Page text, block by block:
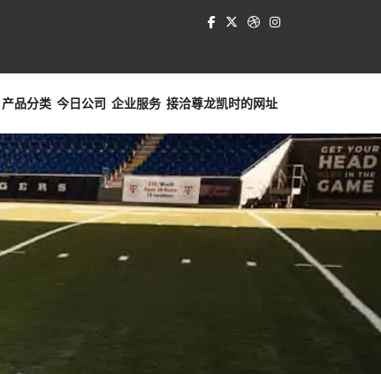
产品分类 今日公司 企业服务 接洽尊龙凯时的网址